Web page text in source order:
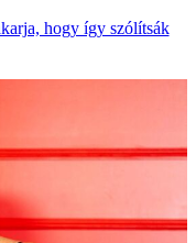
hogy így szólítsák